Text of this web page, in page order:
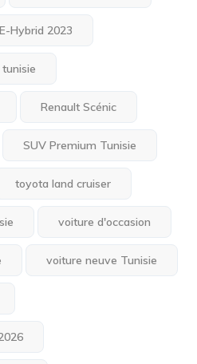
Hybrid 2023
Renault Scénic
SUV Premium Tunisie
toyota land cruiser
voiture d'occasion
voiture neuve Tunisie